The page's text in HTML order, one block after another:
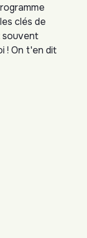
clés de
souvent
! On t'en dit